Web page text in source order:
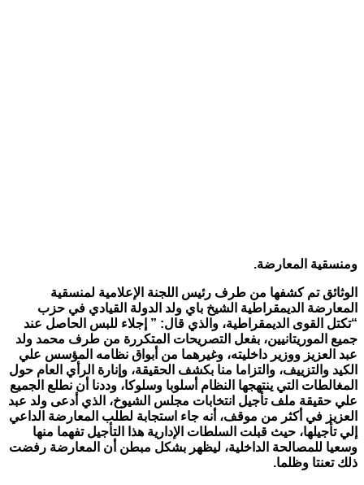
ومنسقية المعارضة.
الوثائق تم كشفها من طرف رئيس اللجنة الإعلامية لمنسقية
المعارضة الديمقراطية الشيخ باي ولد الدولة القيادي في حزب
“تكتل القوى الديمقراطية، والذي قال: ” إجلاء للبس الحاصل عند
جميع الموريتانيين، بفعل التصريحات المتكررة من طرف محمد ولد
عبد العزيز ووزير داخليته، وغيرهما من أبواق نظامه المؤسس علي
الكيد والتزييف، والتزاما منا بكشف الحقيقة، وإنارة الرأي العام حول
المغالطات التي ينتهجها النظام أسلوبا وسلوكا، وددنا أن نطلع الجميع
علي حقيقة ملف تأجيل انتخابات مجلس الشيوخ، الذي أدعى ولد عبد
العزيز في أكثر من موقف، أنه جاء استجابة لطلب المعارضة الداعي
إلي تأجيلها، حيث قبلت السلطات الإدارية هذا التأجيل تفهما منها
وسعيا للمصالحة الداخلية، ليظهر بشكل مبطن أن المعارضة رفضت
ذلك تعنتا وظلما.